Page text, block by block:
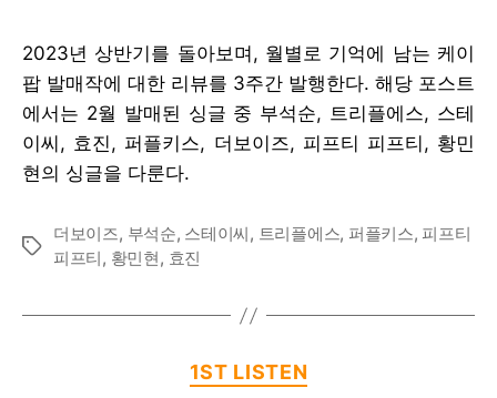
2023년 상반기를 돌아보며, 월별로 기억에 남는 케이
팝 발매작에 대한 리뷰를 3주간 발행한다. 해당 포스트
에서는 2월 발매된 싱글 중 부석순, 트리플에스, 스테
이씨, 효진, 퍼플키스, 더보이즈, 피프티 피프티, 황민
현의 싱글을 다룬다.
Tags
더보이즈, 부석순, 스테이씨, 트리플에스, 퍼플키스, 피프티
피프티, 황민현, 효진
Categories
1ST LISTEN